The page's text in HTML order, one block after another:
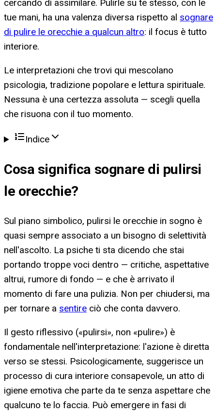
cercando di assimilare. Pulirle su te stesso, con le
tue mani, ha una valenza diversa rispetto al sognare
di pulire le orecchie a qualcun altro: il focus è tutto
interiore.
Le interpretazioni che trovi qui mescolano
psicologia, tradizione popolare e lettura spirituale.
Nessuna è una certezza assoluta — scegli quella
che risuona con il tuo momento.
Indice
Cosa significa sognare di pulirsi
le orecchie?
Sul piano simbolico, pulirsi le orecchie in sogno è
quasi sempre associato a un bisogno di selettività
nell'ascolto. La psiche ti sta dicendo che stai
portando troppe voci dentro — critiche, aspettative
altrui, rumore di fondo — e che è arrivato il
momento di fare una pulizia. Non per chiudersi, ma
per tornare a sentire ciò che conta davvero.
Il gesto riflessivo («pulirsi», non «pulire») è
fondamentale nell'interpretazione: l'azione è diretta
verso se stessi. Psicologicamente, suggerisce un
processo di cura interiore consapevole, un atto di
igiene emotiva che parte da te senza aspettare che
qualcuno te lo faccia. Può emergere in fasi di